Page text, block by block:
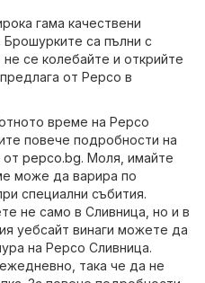
гама качествени
са пълни с
се колебайте и открийте
от Pepco в
време на Pepco
повече подробности на
от pepco.bg. Моля, имайте
може да варира по
специални събития.
не само в Сливница, но и в
уебсайт винаги можете да
на Pepco Сливница.
така че да не